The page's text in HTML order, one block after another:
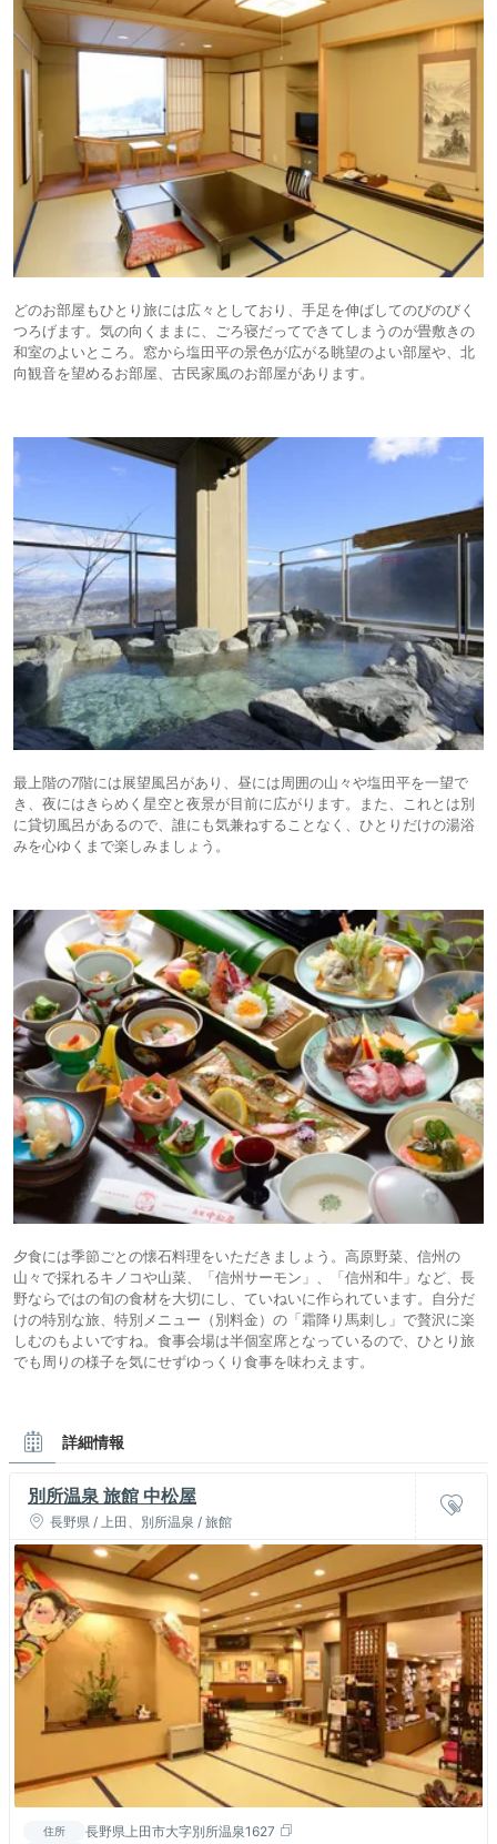
どのお部屋もひとり旅には広々としており、手足を伸ばしてのびのびく
つろげます。気の向くままに、ごろ寝だってできてしまうのが畳敷きの
和室のよいところ。窓から塩田平の景色が広がる眺望のよい部屋や、北
向観音を望めるお部屋、古民家風のお部屋があります。
最上階の7階には展望風呂があり、昼には周囲の山々や塩田平を一望で
き、夜にはきらめく星空と夜景が目前に広がります。また、これとは別
に貸切風呂があるので、誰にも気兼ねすることなく、ひとりだけの湯浴
みを心ゆくまで楽しみましょう。
夕食には季節ごとの懐石料理をいただきましょう。高原野菜、信州の
山々で採れるキノコや山菜、「信州サーモン」、「信州和牛」など、長
野ならではの旬の食材を大切にし、ていねいに作られています。自分だ
けの特別な旅、特別メニュー（別料金）の「霜降り馬刺し」で贅沢に楽
しむのもよいですね。食事会場は半個室席となっているので、ひとり旅
でも周りの様子を気にせずゆっくり食事を味わえます。
詳細情報
別所温泉 旅館 中松屋
長野県 / 上田、別所温泉 / 旅館
住所
長野県上田市大字別所温泉1627